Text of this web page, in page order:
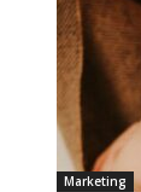
Marketing